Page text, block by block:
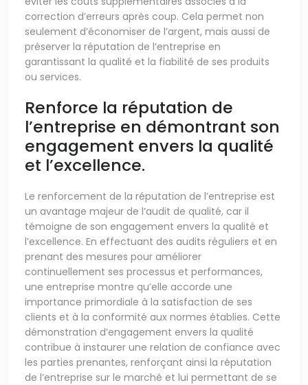
correction d’erreurs après coup. Cela permet non
seulement d’économiser de l’argent, mais aussi de
préserver la réputation de l’entreprise en
garantissant la qualité et la fiabilité de ses produits
ou services.
Renforce la réputation de
l’entreprise en démontrant son
engagement envers la qualité
et l’excellence.
Le renforcement de la réputation de l’entreprise est
un avantage majeur de l’audit de qualité, car il
témoigne de son engagement envers la qualité et
l’excellence. En effectuant des audits réguliers et en
prenant des mesures pour améliorer
continuellement ses processus et performances,
une entreprise montre qu’elle accorde une
importance primordiale à la satisfaction de ses
clients et à la conformité aux normes établies. Cette
démonstration d’engagement envers la qualité
contribue à instaurer une relation de confiance avec
les parties prenantes, renforçant ainsi la réputation
de l’entreprise sur le marché et lui permettant de se